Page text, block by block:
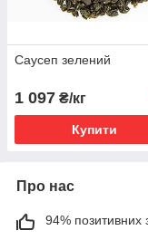
Саусеп зелений
1 097 ₴/кг
Купити
Про нас
94% позитивних з